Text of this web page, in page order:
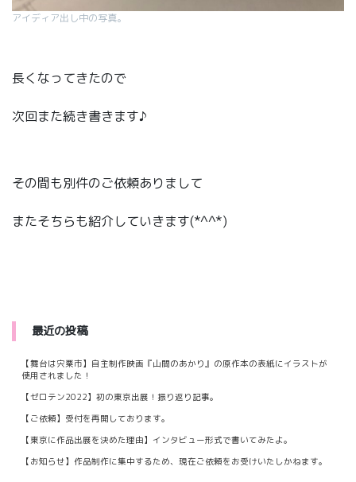
アイディア出し中の写真。
長くなってきたので
次回また続き書きます♪
その間も別件のご依頼ありまして
またそちらも紹介していきます(*^^*)
最近の投稿
【舞台は宍粟市】自主制作映画『山間のあかり』の原作本の表紙にイラストが
使用されました！
【ゼロテン2022】初の東京出展！振り返り記事。
【ご依頼】受付を再開しております。
【東京に作品出展を決めた理由】インタビュー形式で書いてみたよ。
【お知らせ】作品制作に集中するため、現在ご依頼をお受けいたしかねます。